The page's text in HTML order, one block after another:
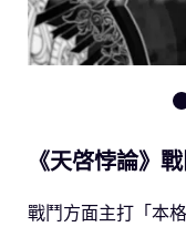
《天啓悖論》
戰鬥方面主打「本